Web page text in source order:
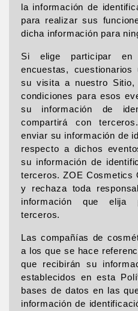
la información de
para realizar sus
dicha información para
Si elige participar en
encuestas,
su visita a nuestro
condiciones para esos
su información de
compartirá con
enviar su información de
respecto a dichos
su información de
terceros. ZOE Cosmetics
y rechaza toda
información que elija
terceros.
Las compañías de
a los que se hace
que recibirán su
establecidos en esta
bases de datos en las
información de